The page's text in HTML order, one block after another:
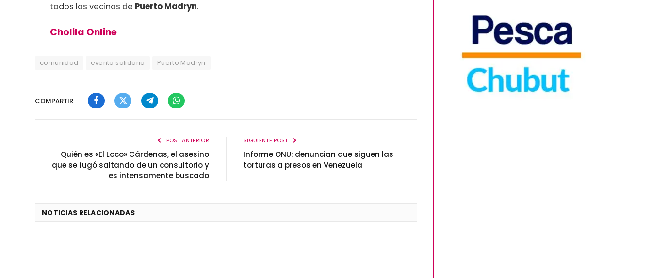
todos los vecinos de Puerto Madryn.
Cholila Online
comunidad evento solidario Puerto Madryn
COMPARTIR
FacebookTwitterTelegramWhatsApp
POST ANTERIOR
Quién es «El Loco» Cárdenas, el asesino
que se fugó saltando de un consultorio y
es intensamente buscado
SIGUIENTE POST
Informe ONU: denuncian que siguen las
torturas a presos en Venezuela
NOTICIAS RELACIONADAS